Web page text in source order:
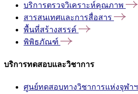
บริการตรวจวิเคราะห์คุณภาพ
สารสนเทศและการสื่อสาร
พื้นที่สร้างสรรค์
พิพิธภัณฑ์
บริการทดสอบและวิชาการ
ศูนย์ทดสอบทางวิชาการแห่งจุฬาฯ